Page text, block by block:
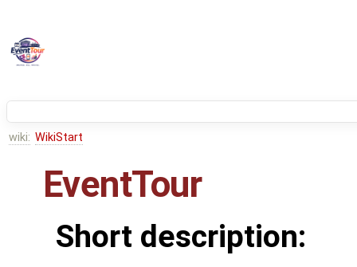
wiki: WikiStart
EventTour
Short description: